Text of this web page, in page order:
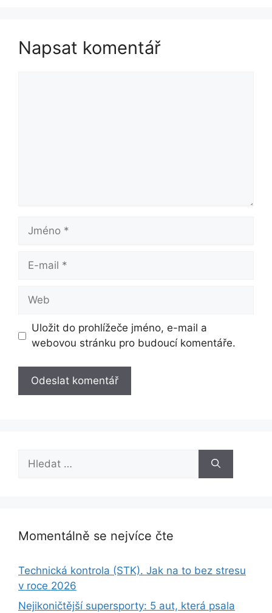
Napsat komentář
Jméno
Web
Uložit do prohlížeče jméno, e-mail a
webovou stránku pro budoucí komentáře.
Momentálně se nejvíce čte
Technická kontrola (STK). Jak na to bez stresu
v roce 2026
Nejikoničtější supersporty: 5 aut, která psala